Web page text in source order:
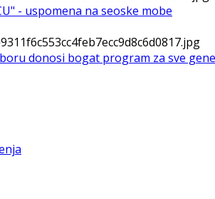
- uspomena na seoske mobe
donosi bogat program za sve